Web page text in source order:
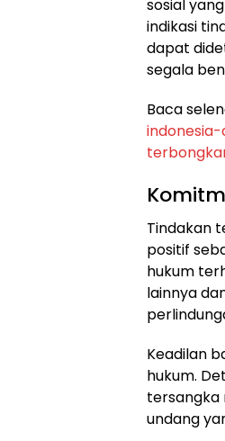
sosial
indikasi
dapat
segala
​Baca
​Tindakan
positif
hukum
lainnya
​Keadilan
hukum.
tersangka
undang